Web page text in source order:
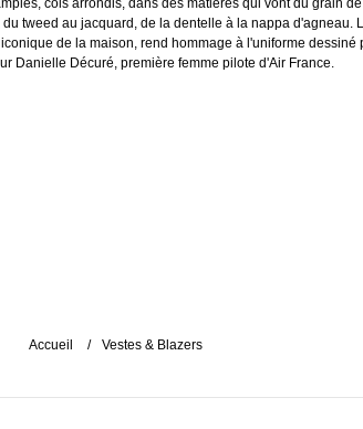
cols arrondis, dans des matières qui vont du grain de
tweed au jacquard, de la dentelle à la nappa d'agneau.
de la maison, rend hommage à l'uniforme dessiné
Danielle Décuré, première femme pilote d'Air France.
Accueil Vestes & Blazers